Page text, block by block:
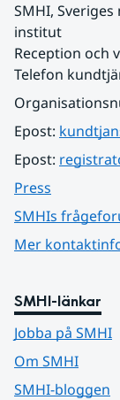
SMHI,
institut
Reception och
Telefon
Epost:
Epost:
Press
SMHIs
Mer
SMHI-länkar
Jobba på SMHI
Om SMHI
SMHI-bloggen